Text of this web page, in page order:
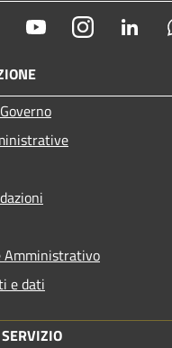
Twitter YoutubeInstagram
Amministrativo
e dati